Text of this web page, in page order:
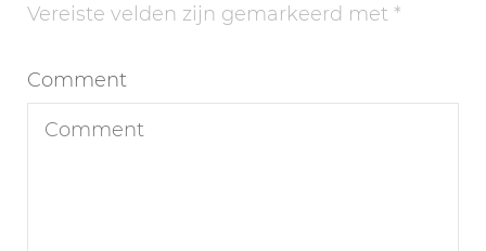
Vereiste velden zijn gemarkeerd met *
Comment